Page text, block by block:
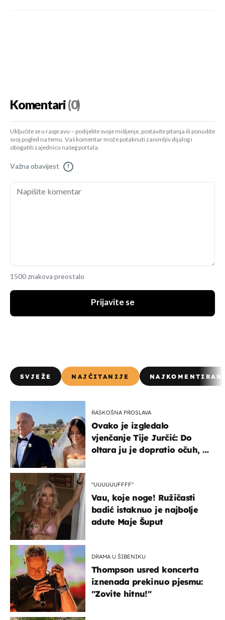
Komentari(0)
Uključite se u raspravu – podijelite svoje mišljenje, postavite pitanja ili ponudite
svoj pogled na temu. Vaš komentar može potaknuti zanimljiv dijalog i
obogatiti zajednicu našeg portala.
Važna obavijest !
1500 znakova preostalo
Prijavite se
SVJEŽE NAJČITANIJE
RASKOŠNA PROSLAVA
Ovako je izgledalo
vjenčanje Tije Jurčić: Do
oltara ju je dopratio očuh, a
"UUUUUUFFFF"
Vau, koje noge! Ružičasti
badić istaknuo je najbolje
adute Maje Šuput
DRAMA U ŠIBENIKU
Thompson usred koncerta
iznenada prekinuo pjesmu:
"Zovite hitnu!"